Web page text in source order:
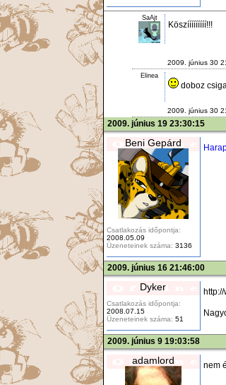
SaAjt
Köszííííííííí!!!
2009. június 30
Elinea
doboz
2009. június 30
2009. június 19 23:30:15
Beni Gepárd
Csatlakozás időpontja:
2008.05.09
Üzeneteinek száma: 3136
2009. június 16 21:46:00
Dyker
Csatlakozás időpontja:
2008.07.15
Üzeneteinek száma: 51
2009. június 9 19:03:58
adamlord nem